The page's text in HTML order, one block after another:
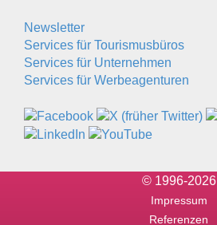
Newsletter
Services für Tourismusbüros
Services für Unternehmen
Services für Werbeagenturen
© 1996-2026
Impressum
Referenzen